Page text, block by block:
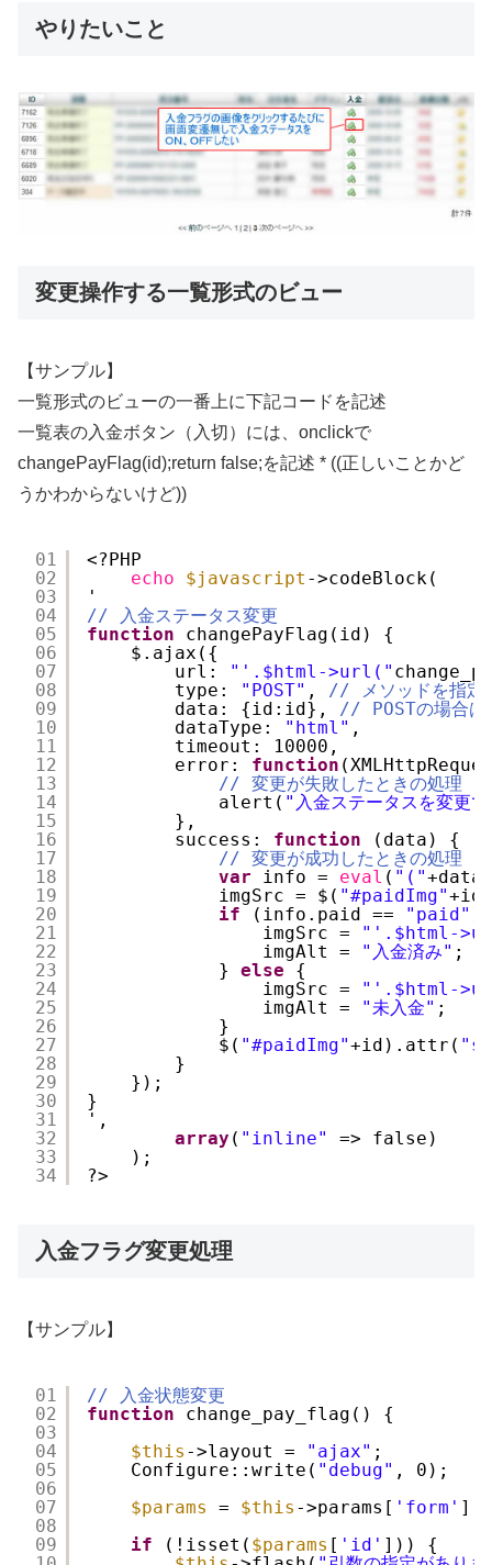
やりたいこと
変更操作する一覧形式のビュー
【サンプル】
一覧形式のビューの一番上に下記コードを記述
一覧表の入金ボタン（入切）には、onclickで
changePayFlag(id);return false;を記述 * ((正しいことかど
うかわからないけど))
01
02
03
04
05
06
07
08
09
10
11
12
13
14
15
16
17
18
19
20
21
22
23
24
25
26
27
28
29
30
31
32
33
34
<?PHP
echo
$javascript ->codeBlock(
'
// 入金ステータス変更
function
changePayFlag(id) {
$.ajax({
url:
"'.$html->url("
type:
"POST" ,
// メソッドを指定
data: {id:id},
// POSTの場合は
dataType:
"html" ,
timeout: 10000,
error: function
// 変更が失敗したときの処理
alert( "入金ステータスを変更
},
success: function
(data) {
// 変更が成功したときの処理
var
info = eval ( "("+data+
imgSrc = $( "#paidImg"
if
(info.paid == "paid"
imgSrc =
"'.$html-
imgAlt =
"入金済み" ;
} else
{
imgSrc =
"'.$html-
imgAlt =
"未入金" ;
}
$( "#paidImg"+id).attr(
}
});
}
',
array ( "inline"
=> false)
);
?>
入金フラグ変更処理
【サンプル】
01
02
03
04
05
06
07
08
09
// 入金状態変更
function
change_pay_flag() {
$this ->layout = "ajax" ;
Configure::write( "debug" , 0);
$params
= $this ->params[ 'form' ];
if
(!isset( $params [ 'id' ])) {